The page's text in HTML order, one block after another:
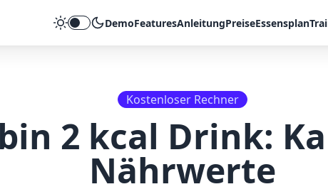
Theme umschalten
DemoFeaturesAnleitungPreiseEssensplan
Kostenloser Rechner
2 kcal Drink:
Nährwerte